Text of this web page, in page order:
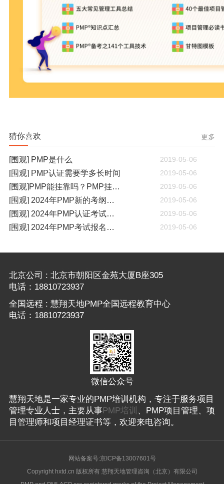
猜你喜欢 更多
[围观] PMP是什么 2019-05-06
[围观] PMP认证需要学多长时间 2019-05-06
[围观]PMP能挂靠吗？PMP挂靠一年多少钱 2019-05-06
[围观] 2024年PMP新的考纲有哪些变化 2019-05-06
[围观] 2024年PMP认证考试什么时候开考 2019-05-06
[围观] 2024年PMP考试报名通知 2019-05-06
北京公司 : 北京市朝阳区金苑大厦B座305
电话：18810723937
全国远程 : 慧翔天地PMP全国远程教育中心
电话：18810723937
微信公众号
慧翔天地是一家专业的PMP培训机构，专注于服务项目
管理专业人士，主要从事PMP培训 、PMP项目管理、项
目管理师和项目经理证书等，欢迎来电咨询。
网站备案号:京ICP备13007601号
Copyright hxtd.cn 版权所有 慧翔天地管理咨询（北京）有限公司